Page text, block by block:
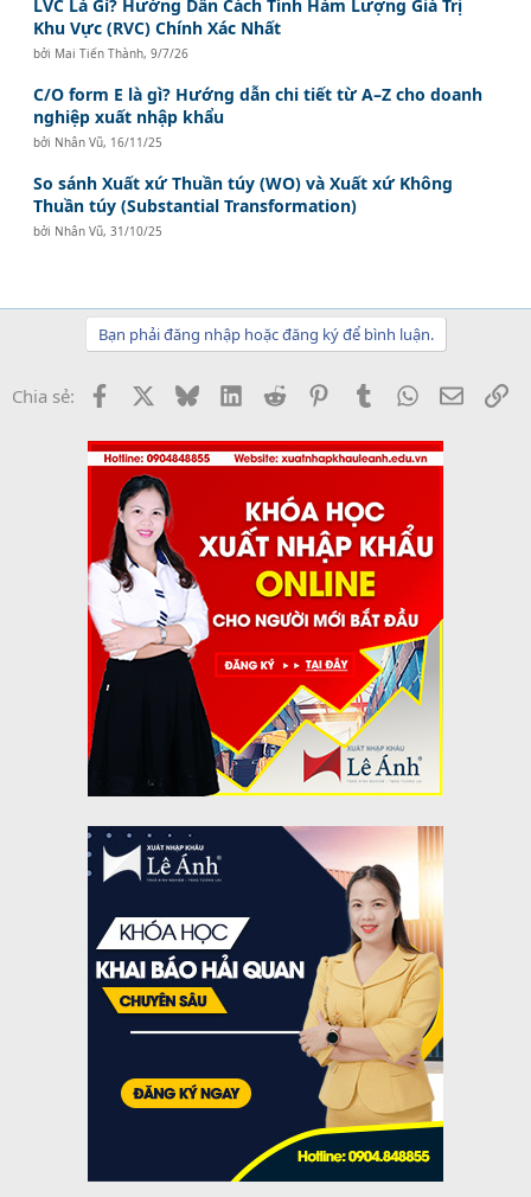
LVC Là Gì? Hướng Dẫn Cách Tính Hàm Lượng Giá Trị
Khu Vực (RVC) Chính Xác Nhất
bởi Mai Tiến Thành,9/7/26
C/O form E là gì? Hướng dẫn chi tiết từ A–Z cho doanh
nghiệp xuất nhập khẩu
bởi Nhân Vũ, 16/11/25
So sánh Xuất xứ Thuần túy (WO) và Xuất xứ Không
Thuần túy (Substantial Transformation)
bởi Nhân Vũ,31/10/25
Bạn phải đăng nhập hoặc đăng ký để bình luận.
Chia sẻ: Facebook BlueskyLinkedInReddit PinterestTumblrWhatsApp
Email